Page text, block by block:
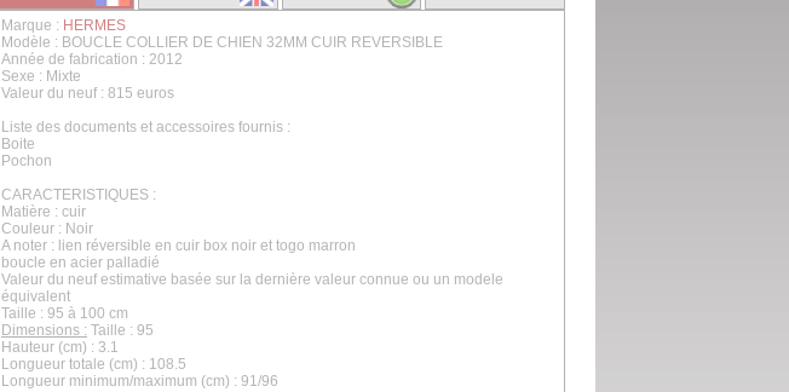
Marque : HERMES
Modèle : BOUCLE COLLIER DE CHIEN 32MM CUIR REVERSIBLE
Année de fabrication : 2012
Sexe : Mixte
Valeur du neuf : 815 euros
Liste des documents et accessoires fournis :
Boite
Pochon
CARACTERISTIQUES :
Matière : cuir
Couleur : Noir
A noter : lien réversible en cuir box noir et togo marron
boucle en acier palladié
Valeur du neuf estimative basée sur la dernière valeur connue ou un modele
équivalent
Taille : 95 à 100 cm
Dimensions : Taille : 95
Hauteur (cm) : 3.1
Longueur totale (cm) : 108.5
Longueur minimum/maximum (cm) : 91/96